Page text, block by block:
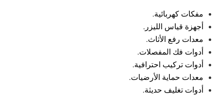
مفكات كهربائية.
أجهزة قياس الليزر.
معدات رفع الأثاث.
أدوات فك المفصلات.
أدوات تركيب احترافية.
معدات حماية الأرضيات.
أدوات تغليف حديثة.